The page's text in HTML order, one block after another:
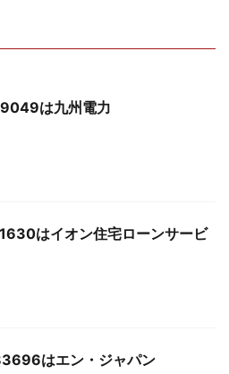
は九州電力
はイオン住宅ローンサービ
はエン・ジャパン